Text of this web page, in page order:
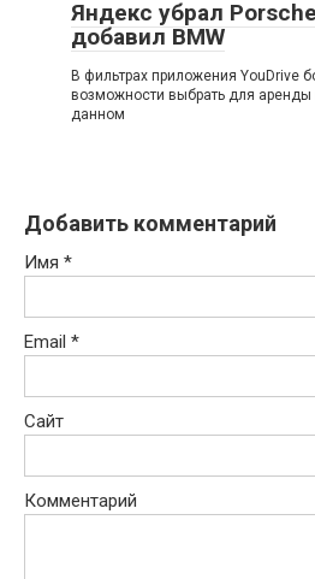
Яндекс убрал
добавил BMW
В фильтрах приложения YouDrive
возможности выбрать для
данном
Добавить комментарий
Имя *
Email *
Сайт
Комментарий